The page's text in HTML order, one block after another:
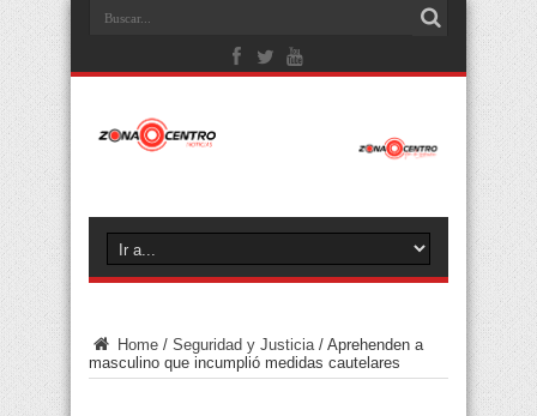
Home / Seguridad y Justicia / Aprehenden a
masculino que incumplió medidas cautelares